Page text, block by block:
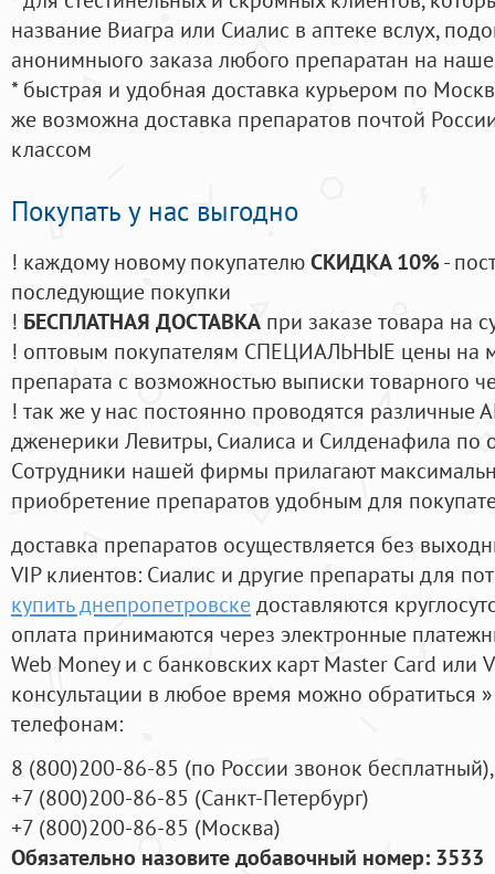
название Виагра или Сиалис в аптеке вслух,
анонимныого заказа любого препаратан на
* быстрая и удобная доставка курьером по
же возможна доставка препаратов почтой
классом
Покупать у нас выгодно
! каждому новому покупателюСКИДКА 10%-
последующие покупки
! БЕСПЛАТНАЯ ДОСТАВКА при заказе товара на
! оптовым покупателям СПЕЦИАЛЬНЫЕ цены на
препарата с возможностью выписки товарного
! так же у нас постоянно проводятся
дженерики Левитры, Сиалиса и Силденафила по
Cотрудники нашей фирмы прилагают
приобретение препаратов удобным для
доставка препаратов осуществляется без
VIP клиентов: Сиалис и другие препараты для
купить днепропетровскедоставляются
оплата принимаются через электронные
Web Money и с банковских карт Master Card или
консультации в любое время можно обратиться
телефонам:
8 (800)200-86-85 (по России звонок бесплатный),
+7 (800)200-86-85 (Санкт-Петербург)
+7 (800)200-86-85 (Москва)
Обязательно назовите добавочный номер: 3533